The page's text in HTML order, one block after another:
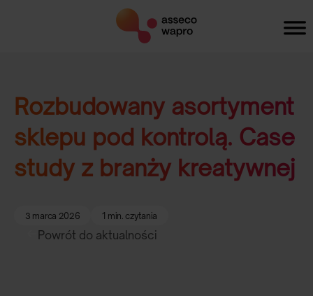
Rozbudowany asortyment
sklepu pod kontrolą. Case
study z branży kreatywnej
3 marca 2026 1 min. czytania
Powrót do aktualności